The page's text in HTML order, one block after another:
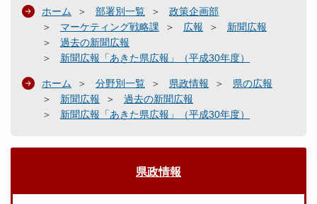
ホーム 部署別一覧
政策企画部
マーケティング戦略課
広報
新聞広報
過去の新聞広報
新聞広報「あきた県広報」（平成30年度）
ホーム 分野別一覧 県政情報
県の広報
新聞広報
過去の新聞広報
新聞広報「あきた県広報」（平成30年度）
県政情報